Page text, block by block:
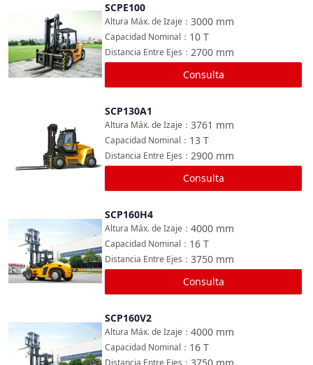
Comparar
SCPE100
3000 mm
Altura Máx. de Izaje ：
10 T
Capacidad Nominal ：
2700 mm
Distancia Entre Ejes ：
Consulta
SCP130A1
3761 mm
Altura Máx. de Izaje ：
13 T
Capacidad Nominal ：
2900 mm
Distancia Entre Ejes ：
Consulta
Comparar
SCP160H4
4000 mm
Altura Máx. de Izaje ：
16 T
Capacidad Nominal ：
3750 mm
Distancia Entre Ejes ：
Consulta
Comparar
SCP160V2
4000 mm
Altura Máx. de Izaje ：
16 T
Capacidad Nominal ：
Distancia Entre Ejes ：